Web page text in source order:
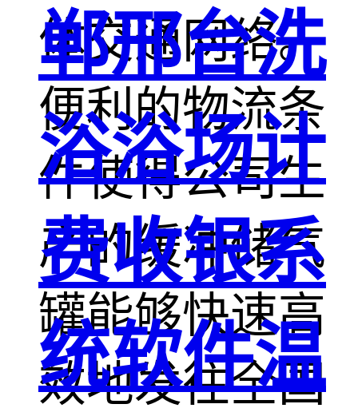
体交通网络。
便利的物流条
件使得公司生
产的缓冲储气
罐能够快速高
效地发往全国
郸邢台洗
浴浴场计
费收银系
统软件温